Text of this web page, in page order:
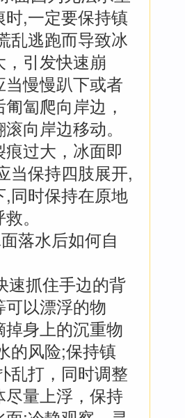
时,一定要保持镇
乱逃跑而导致冰
引发快速崩
慢慢趴下或者
匐爬向岸边，
向岸边移动。
过大，冰面即
当保持四肢展开,
,同时保持在原地
。
面落水后如何自
速抓住手边的背
以漂浮的物
掉身上的沉重物
的风险;保持镇
乱打，同时调整
尽量上浮，保持